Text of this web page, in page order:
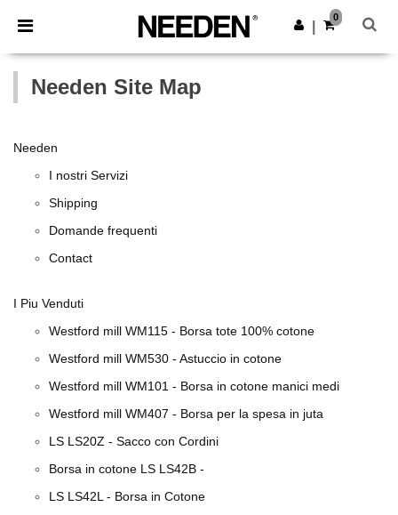
× App Needen
Prezzi migliori sull'app!
Scarica app
0
Needen Site Map
Needen
I nostri Servizi
Shipping
Domande frequenti
Contact
I Piu Venduti
Westford mill WM115 - Borsa tote 100% cotone
Westford mill WM530 - Astuccio in cotone
Westford mill WM101 - Borsa in cotone manici medi
Westford mill WM407 - Borsa per la spesa in juta
LS LS20Z - Sacco con Cordini
Borsa in cotone LS LS42B -
LS LS42L - Borsa in Cotone